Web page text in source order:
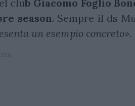
club Giacomo Foglio
season. Sempre il ds
un esempio concreto».